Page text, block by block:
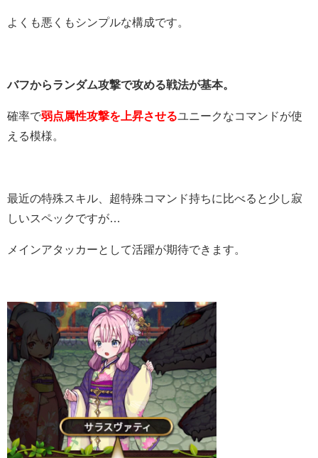
よくも悪くもシンプルな構成です。
バフからランダム攻撃で攻める戦法が基本。
確率で弱点属性攻撃を上昇させる ユニークなコマンドが使
える模様。
最近の特殊スキル、超特殊コマンド持ちに比べると少し寂
しいスペックですが…
メインアタッカーとして活躍が期待できます。